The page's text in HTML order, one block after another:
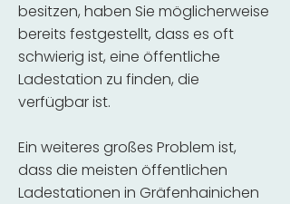
besitzen, haben Sie möglicherweise
bereits festgestellt, dass es oft
schwierig ist, eine öffentliche
Ladestation zu finden, die
verfügbar ist.
Ein weiteres großes Problem ist,
dass die meisten öffentlichen
Ladestationen in Gräfenhainichen